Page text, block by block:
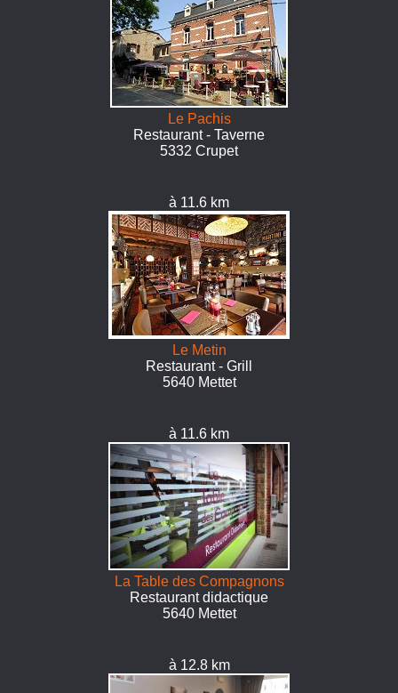
Le Pachis
Restaurant - Taverne
5332 Crupet
à 11.6 km
Le Metin
Restaurant - Grill
5640 Mettet
à 11.6 km
La Table des Compagnons
Restaurant didactique
5640 Mettet
à 12.8 km